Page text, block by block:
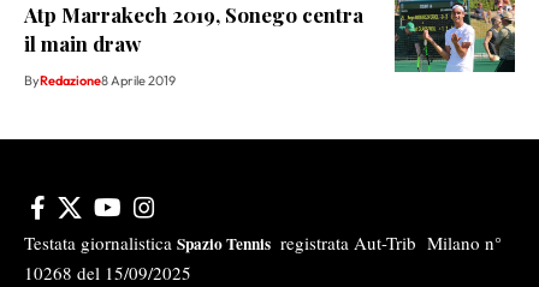
Atp Marrakech 2019, Sonego centra
il main draw
ByRedazione8 Aprile 2019
Testata giornalistica Spazio Tennis registrata Aut-Trib Milano n°
10268 del 15/09/2025